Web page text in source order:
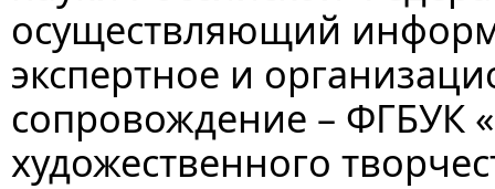
осуществляющий
экспертное и
сопровождение – ФГБУК
художественного